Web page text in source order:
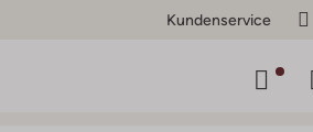
Kundenservice